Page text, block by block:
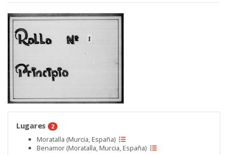
Lugares 2
Moratalla (Murcia, España)
Benamor (Moratalla, Murcia, España)